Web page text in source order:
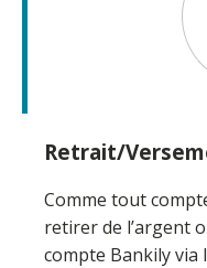
Retrait/
Comme tout
retirer de l’argent
compte Bankily via